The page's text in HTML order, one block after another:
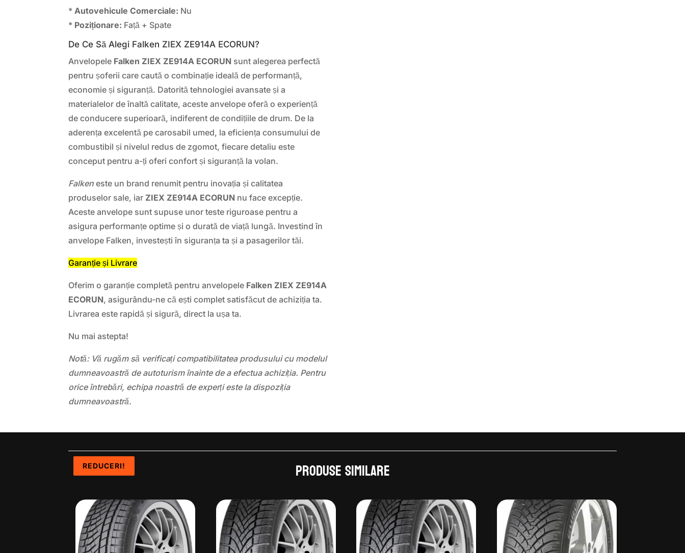
*Autovehicule Comerciale: Nu
* Poziționare: Față + Spate
De Ce Să Alegi Falken ZIEX ZE914A ECORUN?
Anvelopele Falken ZIEX ZE914A ECORUN sunt alegerea perfectă
pentru șoferii care caută o combinație ideală de performanță,
economie și siguranță. Datorită tehnologiei avansate și a
materialelor de înaltă calitate, aceste anvelope oferă o experiență
de conducere superioară, indiferent de condițiile de drum. De la
aderența excelentă pe carosabil umed, la eficiența consumului de
combustibil și nivelul redus de zgomot, fiecare detaliu este
conceput pentru a-ți oferi confort și siguranță la volan.
Falken este un brand renumit pentru inovația și calitatea
produselor sale, iar ZIEX ZE914A ECORUN nu face excepție.
Aceste anvelope sunt supuse unor teste riguroase pentru a
asigura performanțe optime și o durată de viață lungă. Investind în
anvelope Falken, investești în siguranța ta și a pasagerilor tăi.
Garanție și Livrare
Oferim o garanție completă pentru anvelopele Falken ZIEX ZE914A
ECORUN, asigurându-ne că ești complet satisfăcut de achiziția ta.
Livrarea este rapidă și sigură, direct la ușa ta.
Nu mai astepta!
Notă: Vă rugăm să verificați compatibilitatea produsului cu modelul
dumneavoastră de autoturism înainte de a efectua achiziția. Pentru
orice întrebări, echipa noastră de experți este la dispoziția
dumneavoastră.
Produse similare
REDUCERI!
REDUCERI!
REDUCERI!
REDUCERI!